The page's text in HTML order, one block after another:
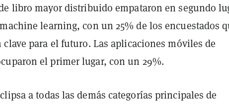
libro mayor distribuido empataron en segundo
learning, con un 25% de los encuestados
clave para el futuro. Las aplicaciones móviles de
el primer lugar, con un 29%.
a todas las demás categorías principales de